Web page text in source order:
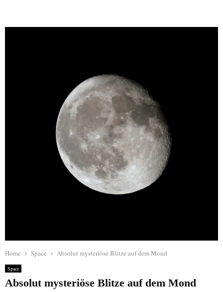
Home Space Absolut mysteriöse Blitze auf dem Mond
Space
Absolut mysteriöse Blitze auf dem Mond